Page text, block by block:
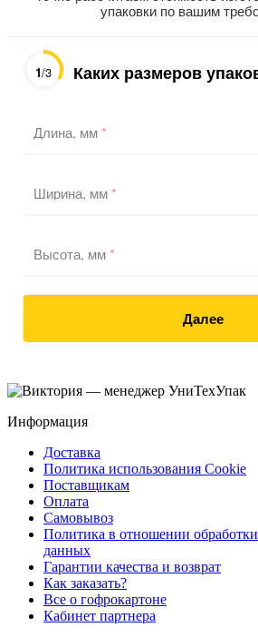
упаковки по вашим
1/3 Каких размеров
Длина, мм*
Ширина, мм*
Высота, мм*
Далее
Информация
Доставка
Политика использования Cookie
Поставщикам
Оплата
Самовывоз
Политика в отношении
данных
Гарантии качества и возврат
Как заказать?
Все о гофрокартоне
Кабинет партнера